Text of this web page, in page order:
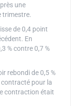
une
trimestre.
de 0,4 point
En
% contre 0,7 %
rebondi de 0,5 %
contracté pour la
contraction était